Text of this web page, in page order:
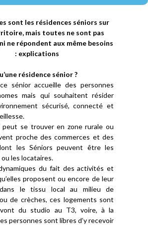
sont les résidences séniors sur
mais toutes ne sont pas
ne répondent aux même besoins
: explications
résidence sénior ?
sénior accueille des personnes
mais qui souhaitent résider
sécurisé, connecté et
peut se trouver en zone rurale ou
proche des commerces et des
les Séniors peuvent être les
les locataires.
du fait des activités et
proposent ou encore de leur
le tissu local au milieu de
de crèches, ces logements sont
du studio au T3, voire, à la
personnes sont libres d’y recevoir